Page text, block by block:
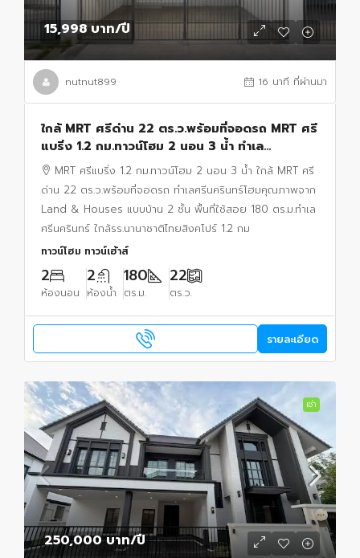
15,998 บาท/ปี
nutnut899 16 นาที ที่ผ่านมา
ใกล้ MRT ศรีด่าน 22 ตร.ว.พร้อมที่จอดรถ MRT ศรี
แบริ่ง 1.2 กม.ทาวน์โฮม 2 นอน 3 น้ำ ทำเล
ศรีนครินทร์
MRT ศรีแบริ่ง 1.2 กม.ทาวน์โฮม 2 นอน 3 น้ำ ใกล้ MRT ศรี
ด่าน 22 ตร.ว.พร้อมที่จอดรถ ทำเลศรีนครินทร์โฮมคุณภาพจาก
Land & Houses แบบบ้าน 2 ชั้น พื้นที่ใช้สอย 180 ตร.ม.ทำเล
ศรีนครินทร์ ใกล้รร.นานาชาติไทยสิงคโปร์ 1.2 กม
ทาวน์โฮม ทาวน์เฮ้าส์
2
ห้องนอน
2
ห้องน้ำ
180
ตร.ม.
22
ตร.ว.
รายละเอียด
เช่า
250,000 บาท/ปี